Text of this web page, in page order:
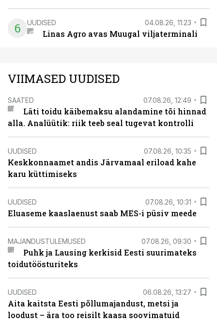
6 UUDISED 04.08.26, 11:23
Linas Agro avas Muugal viljaterminali
VIIMASED UUDISED
SAATED 07.08.26, 12:49
Läti toidu käibemaksu alandamine tõi hinnad
alla. Analüütik: riik teeb seal tugevat kontrolli
UUDISED 07.08.26, 10:35
Keskkonnaamet andis Järvamaal eriload kahe
karu küttimiseks
UUDISED 07.08.26, 10:31
Eluaseme kaaslaenust saab MES-i püsiv meede
MAJANDUSTULEMUSED 07.08.26, 09:30
Puhk ja Lausing kerkisid Eesti suurimateks
toidutöösturiteks
UUDISED 06.08.26, 13:27
Aita kaitsta Eesti põllumajandust, metsi ja
loodust – ära too reisilt kaasa soovimatuid